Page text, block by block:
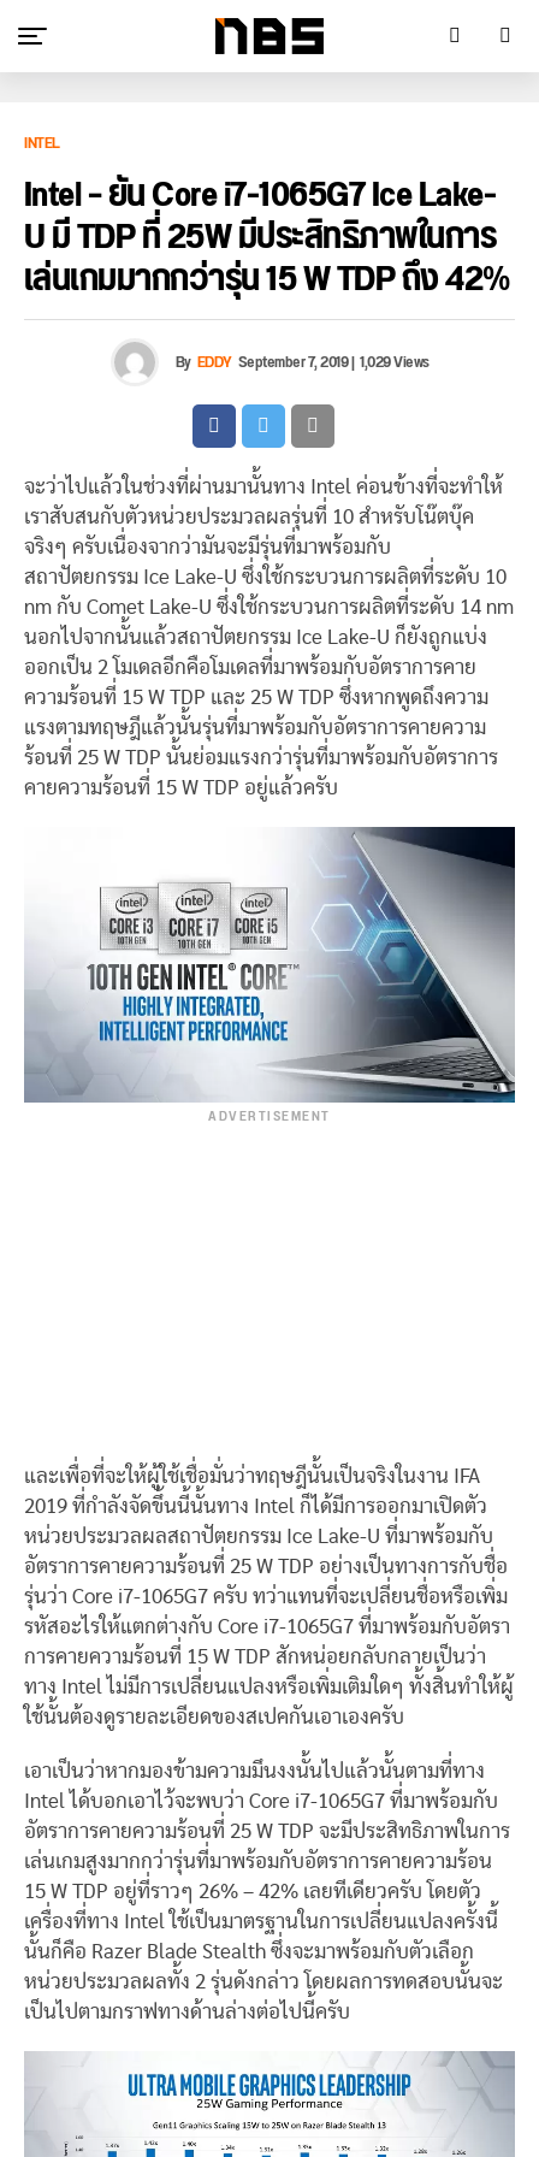
INTEL
Intel – ยัน Core i7-1065G7 Ice Lake-
U มี TDP ที่ 25W มีประสิทธิภาพในการ
เล่นเกมมากกว่ารุ่น 15 W TDP ถึง 42%
By EDDY September 7, 2019|1,029 Views
จะว่าไปแล้วในช่วงที่ผ่านมานั้นทาง Intel ค่อนข้างที่จะทำให้
เราสับสนกับตัวหน่วยประมวลผลรุ่นที่ 10 สำหรับโน๊ตบุ๊ค
จริงๆ ครับเนื่องจากว่ามันจะมีรุ่นที่มาพร้อมกับ
สถาปัตยกรรม Ice Lake-U ซึ่งใช้กระบวนการผลิตที่ระดับ 10
nm กับ Comet Lake-U ซึ่งใช้กระบวนการผลิตที่ระดับ 14 nm
นอกไปจากนั้นแล้วสถาปัตยกรรม Ice Lake-U ก็ยังถูกแบ่ง
ออกเป็น 2 โมเดลอีกคือโมเดลที่มาพร้อมกับอัตราการคาย
ความร้อนที่ 15 W TDP และ 25 W TDP ซึ่งหากพูดถึงความ
แรงตามทฤษฎีแล้วนั้นรุ่นที่มาพร้อมกับอัตราการคายความ
ร้อนที่ 25 W TDP นั้นย่อมแรงกว่ารุ่นที่มาพร้อมกับอัตราการ
คายความร้อนที่ 15 W TDP อยู่แล้วครับ
ADVERTISEMENT
และเพื่อที่จะให้ผู้ใช้เชื่อมั่นว่าทฤษฎีนั้นเป็นจริงในงาน IFA
2019 ที่กำลังจัดขึ้นนี้นั้นทาง Intel ก็ได้มีการออกมาเปิดตัว
หน่วยประมวลผลสถาปัตยกรรม Ice Lake-U ที่มาพร้อมกับ
อัตราการคายความร้อนที่ 25 W TDP อย่างเป็นทางการกับชื่อ
รุ่นว่า Core i7-1065G7 ครับ ทว่าแทนที่จะเปลี่ยนชื่อหรือเพิ่ม
รหัสอะไรให้แตกต่างกับ Core i7-1065G7 ที่มาพร้อมกับอัตรา
การคายความร้อนที่ 15 W TDP สักหน่อยกลับกลายเป็นว่า
ทาง Intel ไม่มีการเปลี่ยนแปลงหรือเพิ่มเติมใดๆ ทั้งสิ้นทำให้ผู้
ใช้นั้นต้องดูรายละเอียดของสเปคกันเอาเองครับ
เอาเป็นว่าหากมองข้ามความมึนงงนั้นไปแล้วนั้นตามที่ทาง
Intel ได้บอกเอาไว้จะพบว่า Core i7-1065G7 ที่มาพร้อมกับ
อัตราการคายความร้อนที่ 25 W TDP จะมีประสิทธิภาพในการ
เล่นเกมสูงมากกว่ารุ่นที่มาพร้อมกับอัตราการคายความร้อน
15 W TDP อยู่ที่ราวๆ 26% – 42% เลยทีเดียวครับ โดยตัว
เครื่องที่ทาง Intel ใช้เป็นมาตรฐานในการเปลี่ยนแปลงครั้งนี้
นั้นก็คือ Razer Blade Stealth ซึ่งจะมาพร้อมกับตัวเลือก
หน่วยประมวลผลทั้ง 2 รุ่นดังกล่าว โดยผลการทดสอบนั้นจะ
เป็นไปตามกราฟทางด้านล่างต่อไปนี้ครับ